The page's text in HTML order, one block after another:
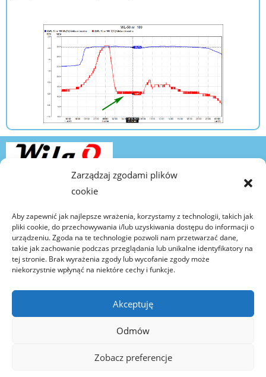
Zarządzaj zgodami plików
cookie
Aby zapewnić jak najlepsze wrażenia, korzystamy z technologii, takich jak
pliki cookie, do przechowywania i/lub uzyskiwania dostępu do informacji o
urządzeniu. Zgoda na te technologie pozwoli nam przetwarzać dane,
takie jak zachowanie podczas przeglądania lub unikalne identyfikatory na
tej stronie. Brak wyrażenia zgody lub wycofanie zgody może
niekorzystnie wpłynąć na niektóre cechy i funkcje.
Akceptuję
Odmów
Zobacz preferencje
Icon by Icons8
Kontakt
kontakt@wilgo.pl